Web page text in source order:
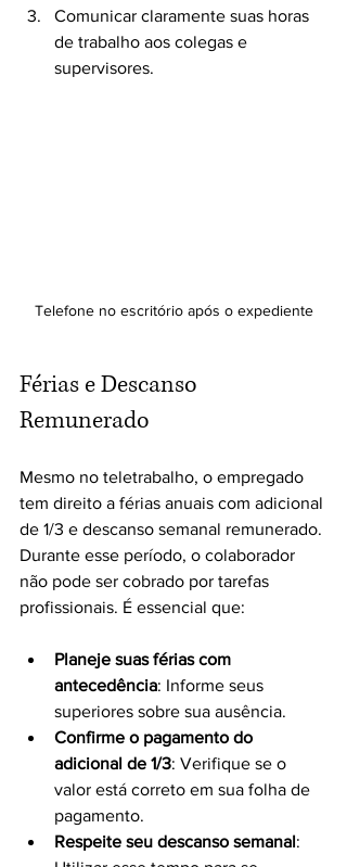
Comunicar claramente suas horas
de trabalho aos colegas e
supervisores.
Telefone no escritório após o expediente
Férias e Descanso
Remunerado
Mesmo no teletrabalho, o empregado
tem direito a férias anuais com adicional
de 1/3 e descanso semanal remunerado.
Durante esse período, o colaborador
não pode ser cobrado por tarefas
profissionais. É essencial que:
Planeje suas férias com
antecedência: Informe seus
superiores sobre sua ausência.
Confirme o pagamento do
adicional de 1/3: Verifique se o
valor está correto em sua folha de
pagamento.
Respeite seu descanso semanal: